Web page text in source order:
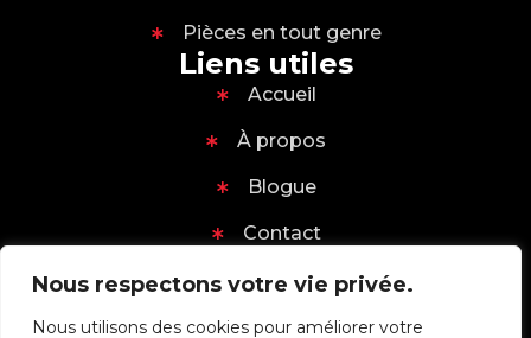
Nous respectons votre vie privée.
Nous utilisons des cookies pour améliorer votre
Pièces en tout genre
Liens utiles
Accueil
À propos
Blogue
Contact
Info@ateliersm.com